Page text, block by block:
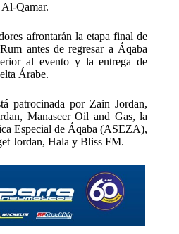
Qamar.
afrontarán la etapa final de
antes de regresar a Áqaba
al evento y la entrega de
Árabe.
patrocinada por Zain Jordan,
Manaseer Oil and Gas, la
Especial de Áqaba (ASEZA),
Jordan, Hala y Bliss FM.